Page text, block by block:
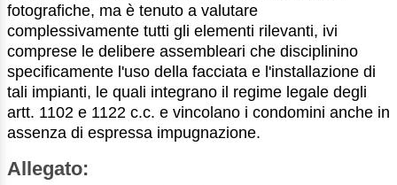
fotografiche, ma è tenuto a valutare
complessivamente tutti gli elementi rilevanti, ivi
comprese le delibere assembleari che disciplinino
specificamente l'uso della facciata e l'installazione di
tali impianti, le quali integrano il regime legale degli
artt. 1102 e 1122 c.c. e vincolano i condomini anche in
assenza di espressa impugnazione.
Allegato: